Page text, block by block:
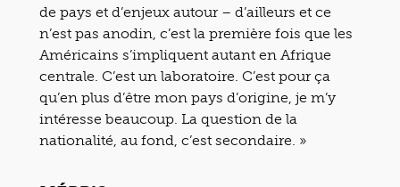
de pays et d’enjeux autour – d’ailleurs et ce
n’est pas anodin, c’est la première fois que les
Américains s’impliquent autant en Afrique
centrale. C’est un laboratoire. C’est pour ça
qu’en plus d’être mon pays d’origine, je m’y
intéresse beaucoup. La question de la
nationalité, au fond, c’est secondaire. »